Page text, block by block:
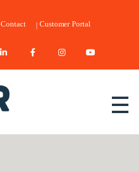
Contact Customer Portal